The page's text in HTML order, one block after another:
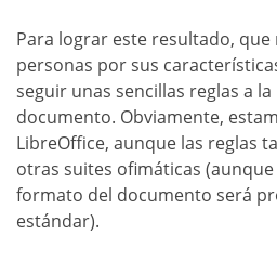
Para lograr este resultado, que
personas por sus
seguir unas sencillas reglas a
documento. Obviamente,
LibreOffice, aunque las reglas
otras suites ofimáticas (aunque
formato del documento será
estándar).